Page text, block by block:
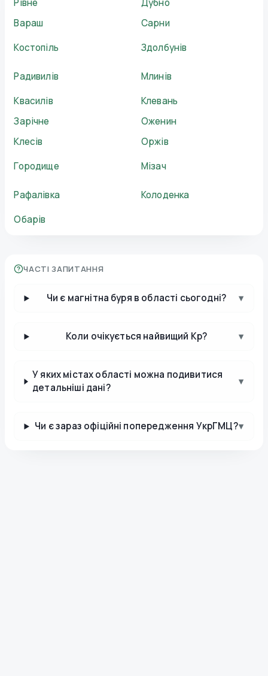
Вараш
Сарни
Костопіль
Здолбунів
Радивилів
Млинів
Квасилів
Клевань
Зарічне
Оженин
Клесів
Оржів
Городище
Мізач
Рафалівка
Колоденка
Обарів
ЧАСТІ ЗАПИТАННЯ
Чи є магнітна буря в області сьогодні? ▾
Коли очікується найвищий Kp? ▾
У яких містах області можна подивитися
детальніші дані?
▾
Чи є зараз офіційні попередження УкрГМЦ?▾